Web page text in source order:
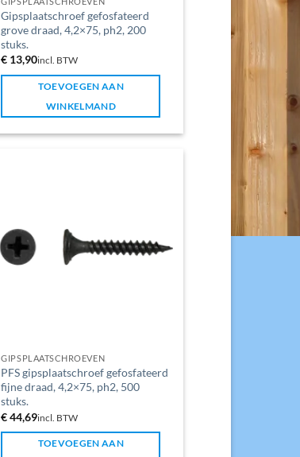
Gipsplaatschroef gefosfateerd
grove draad, 4,2×75, ph2, 200
stuks.
€ 13,90incl. BTW
TOEVOEGEN AAN
WINKELMAND
GIPSPLAATSCHROEVEN
PFS gipsplaatschroef gefosfateerd
fijne draad, 4,2×75, ph2, 500
stuks.
€44,69incl. BTW
TOEVOEGEN AAN